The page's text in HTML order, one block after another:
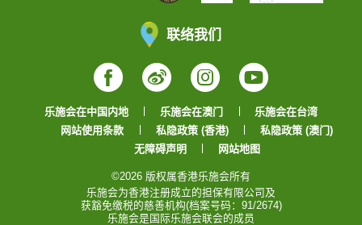
联络我们
Facebook
WeiboInstagram
YouTube
乐施会在中国内地 乐施会在澳门
乐施会在台湾
网站使用条款
私隐政策 (香港)
私隐政策 (澳门)
无障碍声明
网站地图
©2026 版权属香港乐施会所有
乐施会为香港注册成立的担保有限公司及
获豁免缴税的慈善机构(档案号码：91/2674)
乐施会是国际乐施会联会的成员